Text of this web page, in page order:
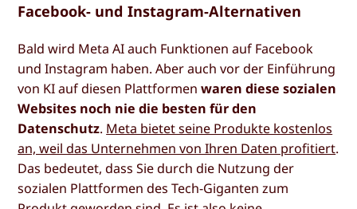
Facebook- und Instagram-Alternativen
Bald wird Meta AI auch Funktionen auf Facebook
und Instagram haben. Aber auch vor der Einführung
von KI auf diesen Plattformenwaren diese sozialen
Websites noch nie die besten für den
Datenschutz. Meta bietet seine Produkte kostenlos
an, weil das Unternehmen von Ihren Daten profitiert.
Das bedeutet, dass Sie durch die Nutzung der
sozialen Plattformen des Tech-Giganten zum